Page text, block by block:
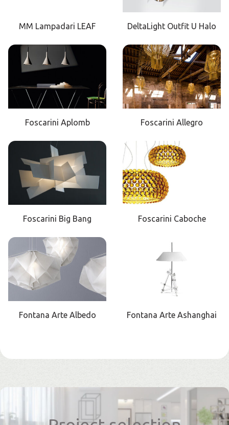
MM Lampadari LEAF DeltaLight Outfit U Halo
Foscarini Aplomb Foscarini Allegro
Foscarini Big Bang Foscarini Caboche
Fontana Arte Albedo Fontana Arte Ashanghai